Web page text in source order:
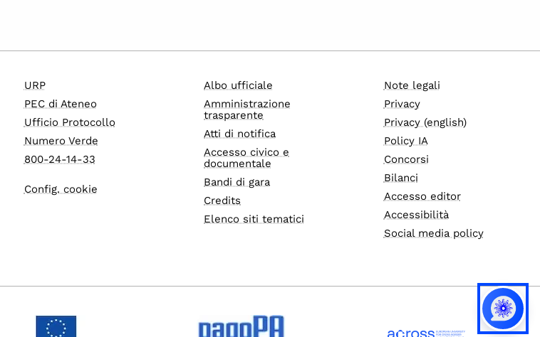
URP
PEC di Ateneo
Ufficio Protocollo
Numero Verde
800-24-14-33
Config. cookie
Albo ufficiale
Amministrazione
trasparente
Atti di notifica
Accesso civico e
documentale
Bandi di gara
Credits
Elenco siti tematici
Note legali
Privacy
Privacy (english)
Policy IA
Concorsi
Bilanci
Accesso editor
Accessibilità
Social media policy